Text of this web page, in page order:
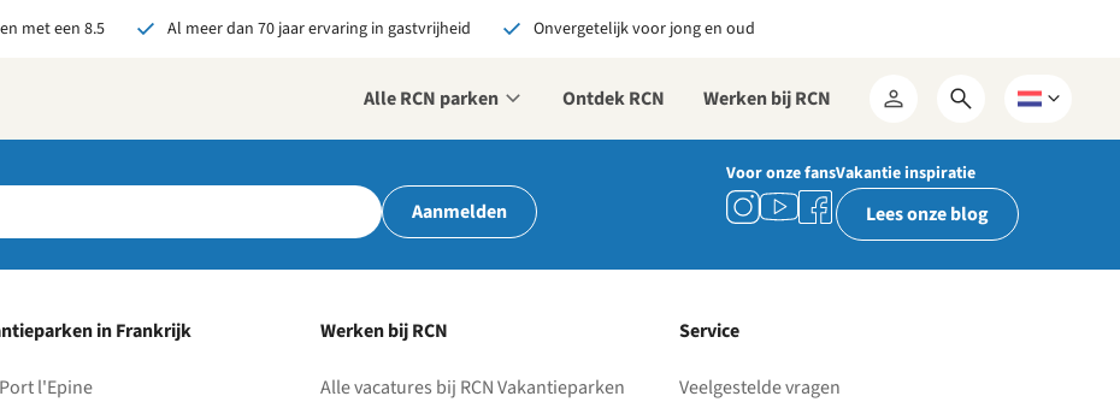
met een 8.5 Al meer dan 70 jaar ervaring in gastvrijheid Onvergetelijk voor jong en oud
Alle RCN parken Ontdek RCN Werken bij RCN
Mijn
RCN
Open
zoekformulier
Kies
een
Wij zijn altijd op zoek naar
gedreven en enthousiaste
versterken!
Aanmelden
Voor onze fansVakantie inspiratie
Lees onze blog
in Frankrijk
l'Epine
Werken bij RCN
Alle vacatures bij RCN Vakantieparken
Service
Veelgestelde vragen